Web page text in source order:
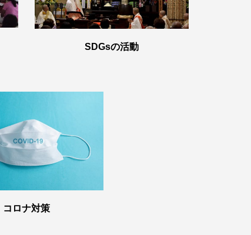
SDGsの活動
コロナ対策